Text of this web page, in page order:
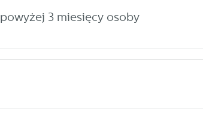
3 miesięcy osoby